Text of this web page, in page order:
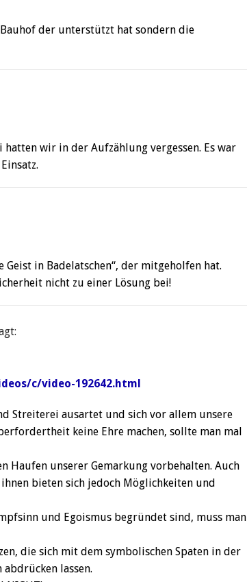
der unterstützt hat sondern die
hatten wir in der Aufzählung vergessen. Es war
in Badelatschen“, der mitgeholfen hat.
nicht zu einer Lösung bei!
c/video-192642.html
Streiterei ausartet und sich vor allem unsere
keine Ehre machen, sollte man mal
Haufen unserer Gemarkung vorbehalten. Auch
bieten sich jedoch Möglichkeiten und
und Egoismus begründet sind, muss man
die sich mit dem symbolischen Spaten in der
lassen.